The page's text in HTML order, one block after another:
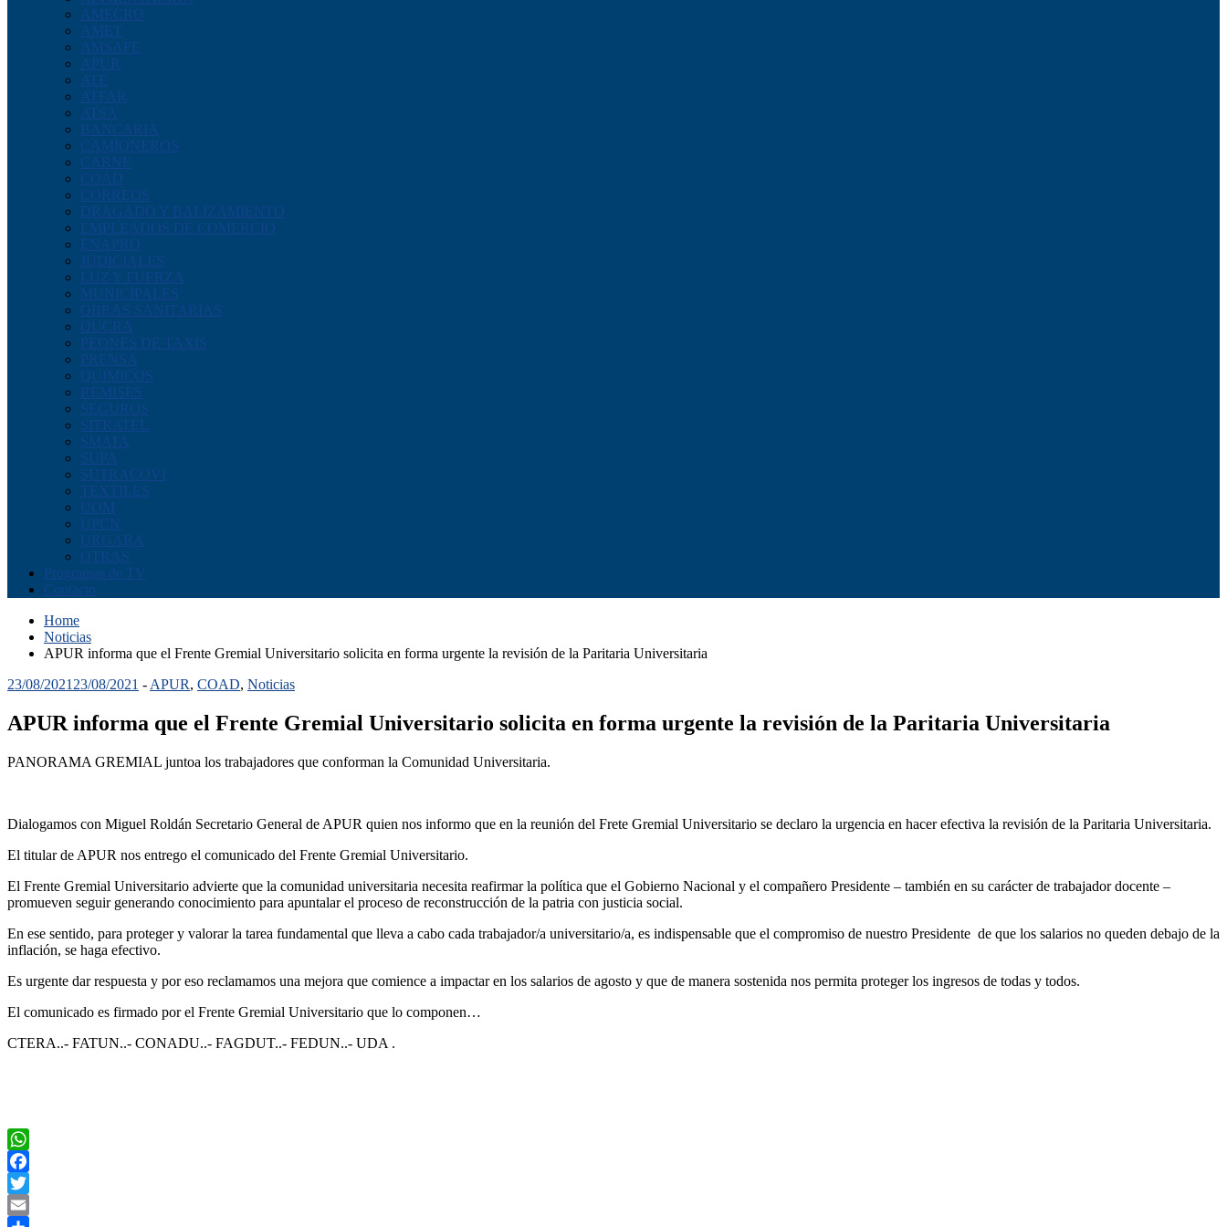
AMECRO
AMET
AMSAFE
APUR
ATE
ATFAR
ATSA
BANCARIA
CAMIONEROS
CARNE
COAD
CORREOS
DRAGADO Y BALIZAMIENTO
EMPLEADOS DE COMERCIO
ENAPRO
JUDICIALES
LUZ Y FUERZA
MUNICIPALES
OBRAS SANITARIAS
OUCRA
PEONES DE TAXIS
PRENSA
QUIMICOS
REMISES
SEGUROS
SITRATEL
SMATA
SUPA
SUTRACOVI
TEXTILES
UOM
UPCN
URGARA
OTRAS
Programas de TV
Contacto
Home
Noticias
APUR informa que el Frente Gremial Universitario solicita en forma urgente la revisión de la Paritaria Universitaria
23/08/2021 23/08/2021 - APUR, COAD, Noticias
APUR informa que el Frente Gremial Universitario solicita en forma urgente la revisión de la Paritaria Universitaria
PANORAMA GREMIAL juntoa los trabajadores que conforman la Comunidad Universitaria.
Dialogamos con Miguel Roldán Secretario General de APUR quien nos informo que en la reunión del Frete Gremial Universitario se declaro la urgencia en hacer efectiva la revisión de la Paritaria Universitaria.
El titular de APUR nos entrego el comunicado del Frente Gremial Universitario.
El Frente Gremial Universitario advierte que la comunidad universitaria necesita reafirmar la política que el Gobierno Nacional y el compañero Presidente – también en su carácter de trabajador docente –
promueven seguir generando conocimiento para apuntalar el proceso de reconstrucción de la patria con justicia social.
En ese sentido, para proteger y valorar la tarea fundamental que lleva a cabo cada trabajador/a universitario/a, es indispensable que el compromiso de nuestro Presidente de que los salarios no queden debajo de la
inflación, se haga efectivo.
Es urgente dar respuesta y por eso reclamamos una mejora que comience a impactar en los salarios de agosto y que de manera sostenida nos permita proteger los ingresos de todas y todos.
El comunicado es firmado por el Frente Gremial Universitario que lo componen…
CTERA..- FATUN..- CONADU..- FAGDUT..- FEDUN..- UDA .
WhatsApp
Facebook
Twitter